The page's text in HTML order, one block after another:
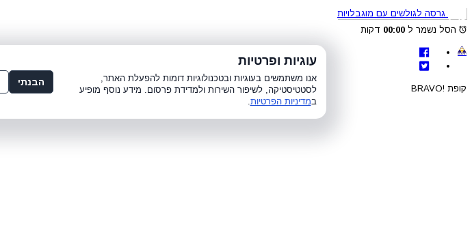
גרסה לגולשים עם מוגבלויות
הסל נשמר ל 00:00 דקות
קופת !BRAVO
עוגיות ופרטיות
אנו משתמשים בעוגיות ובטכנולוגיות דומות להפעלת האתר,
לסטטיסטיקה, לשיפור השירות ולמדידת פרסום. מידע נוסף מופיע
במדיניות הפרטיות.
הבנתי